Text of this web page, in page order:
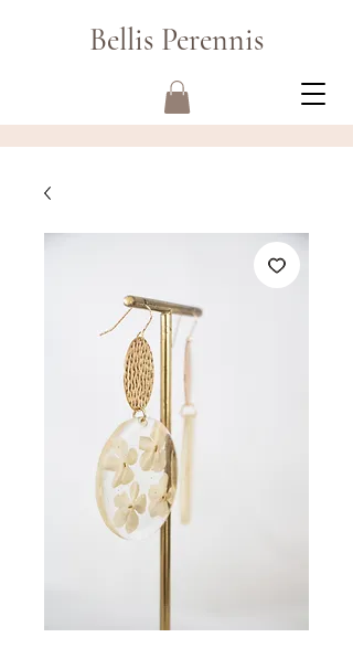
Bellis Perennis